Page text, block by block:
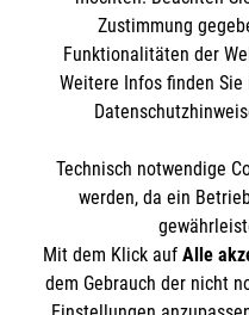
Malteser in
Malteserorden
Sharepoint
Spendenkonto
IBAN:
BIC:
So finden Sie uns
Malteser Hilfsdienst
Der Malteser Hilfsdienst
Zustimmung
Funktionalitäten der
Weitere Infos finden
Technisch notwendige
werden, da ein
Mit dem Klick auf Alle
dem Gebrauch der nicht